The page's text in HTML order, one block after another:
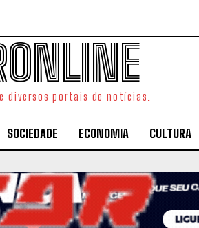
diversos portais de notícias.
SOCIEDADE ECONOMIA CULTURA